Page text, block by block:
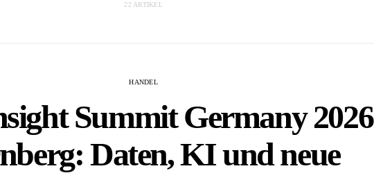
22 ARTIKEL
HANDEL
Summit Germany 2026
Daten, KI und neue